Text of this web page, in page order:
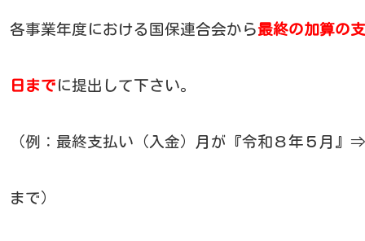
各事業年度における国保連合会から最終の加算の
日まで に提出して下さい。
（例：最終支払い（入金）月が『令和８年５月
まで）